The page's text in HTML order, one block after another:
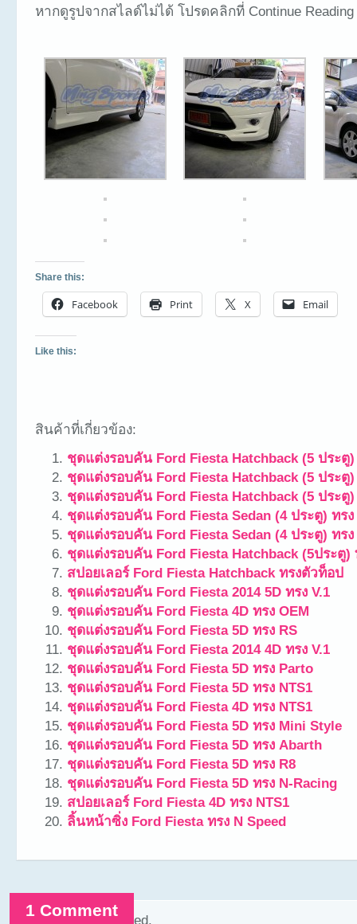
หากดูรูปจากสไลด์ไม่ได้ โปรดคลิกที่ Continue Reading
Share this:
Facebook Print X Email
Like this:
สินค้าที่เกี่ยวข้อง:
ชุดแต่งรอบคัน Ford Fiesta Hatchback (5 ประตู)
ชุดแต่งรอบคัน Ford Fiesta Hatchback (5 ประตู)
ชุดแต่งรอบคัน Ford Fiesta Hatchback (5 ประตู)
ชุดแต่งรอบคัน Ford Fiesta Sedan (4 ประตู) ทรง
ชุดแต่งรอบคัน Ford Fiesta Sedan (4 ประตู) ทรง
ชุดแต่งรอบคัน Ford Fiesta Hatchback (5ประตู)
สปอยเลอร์ Ford Fiesta Hatchback ทรงตัวท็อป
ชุดแต่งรอบคัน Ford Fiesta 2014 5D ทรง V.1
ชุดแต่งรอบคัน Ford Fiesta 4D ทรง OEM
ชุดแต่งรอบคัน Ford Fiesta 5D ทรง RS
ชุดแต่งรอบคัน Ford Fiesta 2014 4D ทรง V.1
ชุดแต่งรอบคัน Ford Fiesta 5D ทรง Parto
ชุดแต่งรอบคัน Ford Fiesta 5D ทรง NTS1
ชุดแต่งรอบคัน Ford Fiesta 4D ทรง NTS1
ชุดแต่งรอบคัน Ford Fiesta 5D ทรง Mini Style
ชุดแต่งรอบคัน Ford Fiesta 5D ทรง Abarth
ชุดแต่งรอบคัน Ford Fiesta 5D ทรง R8
ชุดแต่งรอบคัน Ford Fiesta 5D ทรง N-Racing
สปอยเลอร์ Ford Fiesta 4D ทรง NTS1
ลิ้นหน้าซิ่ง Ford Fiesta ทรง N Speed
1 Comment
Comments are closed.